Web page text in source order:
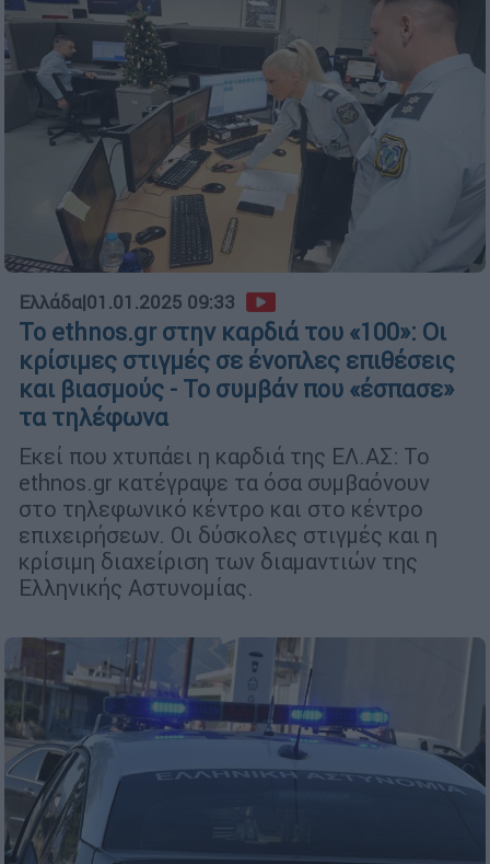
Ελλάδα|01.01.2025 09:33
Το ethnos.gr στην καρδιά του «100»: Οι
κρίσιμες στιγμές σε ένοπλες επιθέσεις
και βιασμούς - Το συμβάν που «έσπασε»
τα τηλέφωνα
Εκεί που χτυπάει η καρδιά της ΕΛ.ΑΣ: Το
ethnos.gr κατέγραψε τα όσα συμβαόνουν
στο τηλεφωνικό κέντρο και στο κέντρο
επιχειρήσεων. Οι δύσκολες στιγμές και η
κρίσιμη διαχείριση των διαμαντιών της
Ελληνικής Αστυνομίας.